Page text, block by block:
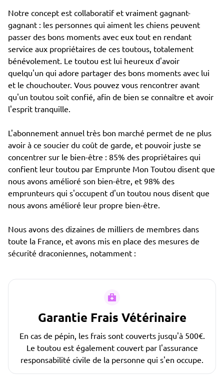
Notre concept est collaboratif et vraiment gagnant-
gagnant : les personnes qui aiment les chiens peuvent
passer des bons moments avec eux tout en rendant
service aux propriétaires de ces toutous, totalement
bénévolement. Le toutou est lui heureux d'avoir
quelqu'un qui adore partager des bons moments avec lui
et le chouchouter. Vous pouvez vous rencontrer avant
qu'un toutou soit confié, afin de bien se connaître et avoir
l'esprit tranquille.
L'abonnement annuel très bon marché permet de ne plus
avoir à ce soucier du coût de garde, et pouvoir juste se
concentrer sur le bien-être : 85% des propriétaires qui
confient leur toutou par Emprunte Mon Toutou disent que
nous avons amélioré son bien-être, et 98% des
emprunteurs qui s'occupent d'un toutou nous disent que
nous avons amélioré leur propre bien-être.
Nous avons des dizaines de milliers de membres dans
toute la France, et avons mis en place des mesures de
sécurité draconiennes, notamment :
Garantie Frais Vétérinaire
En cas de pépin, les frais sont couverts jusqu'à 500€.
Le toutou est également couvert par l'assurance
responsabilité civile de la personne qui s'en occupe.